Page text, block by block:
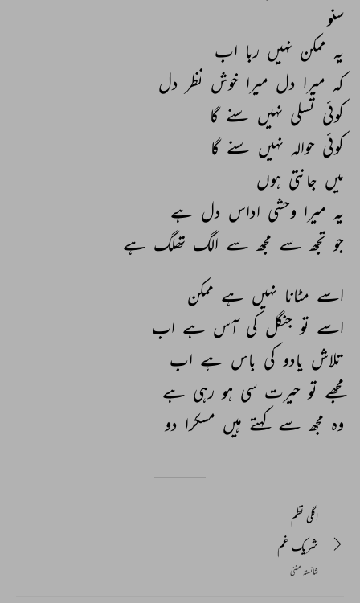
سنو
یہ ممکن نہیں ربا اب
کہ میرا دل میرا خوش نظر دل
کوئی تسلی نہیں سنے گا
کوئی حوالہ نہیں سنے گا
میں جانتی ہوں
یہ میرا وحشی اداس دل ہے
جو تجھ سے مجھ سے الگ تھلگ ہے
اسے مٹانا نہیں ہے ممکن
اسے تو جنگل کی آس ہے اب
تلاش یادو کی باس ہے اب
مجھے تو حیرت سی ہو رہی ہے
وہ مجھ سے کہتے ہیں مسکرا دو
اگلی نظم
شریک غم
شائستہ مفتی